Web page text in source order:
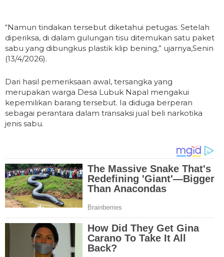
“Namun tindakan tersebut diketahui petugas. Setelah
diperiksa, di dalam gulungan tisu ditemukan satu paket
sabu yang dibungkus plastik klip bening,” ujarnya,Senin
(13/4/2026).
Dari hasil pemeriksaan awal, tersangka yang
merupakan warga Desa Lubuk Napal mengakui
kepemilikan barang tersebut. Ia diduga berperan
sebagai perantara dalam transaksi jual beli narkotika
jenis sabu.